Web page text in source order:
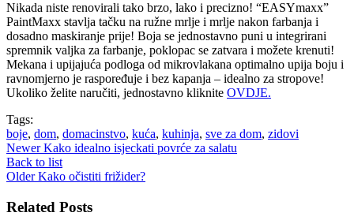
Nikada niste renovirali tako brzo, lako i precizno! “EASYmaxx”
PaintMaxx stavlja tačku na ružne mrlje i mrlje nakon farbanja i
dosadno maskiranje prije! Boja se jednostavno puni u integrirani
spremnik valjka za farbanje, poklopac se zatvara i možete krenuti!
Mekana i upijajuća podloga od mikrovlakana optimalno upija boju i
ravnomjerno je raspoređuje i bez kapanja – idealno za stropove!
Ukoliko želite naručiti, jednostavno kliknite OVDJE.
Tags:
boje, dom, domacinstvo, kuća, kuhinja, sve za dom, zidovi
Newer Kako idealno isjeckati povrće za salatu
Back to list
Older Kako očistiti frižider?
Related Posts